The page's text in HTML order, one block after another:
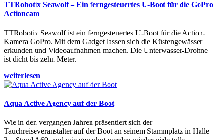
TTRobotix Seawolf – Ein ferngesteuertes U-Boot für die GoPro
Actioncam
TTRobotix Seawolf ist ein ferngesteuertes U-Boot für die Action-
Kamera GoPro. Mit dem Gadget lassen sich die Küstengewässer
erkunden und Videoaufnahmen machen. Die Unterwasser-Drohne
ist dicht bis zehn Meter.
weiterlesen
Aqua Active Agency auf der Boot
Wie in den vergangen Jahren präsentiert sich der
Tauchreiseveranstalter auf der Boot an seinem Stammplatz in Halle